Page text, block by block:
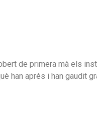
de primera mà els
han aprés i han gaudit